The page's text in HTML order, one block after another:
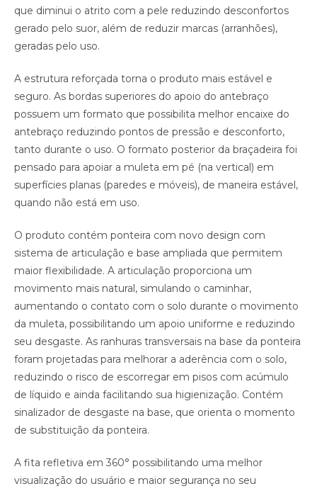
que diminui o atrito com a pele reduzindo desconfortos
gerado pelo suor, além de reduzir marcas (arranhões),
geradas pelo uso.
A estrutura reforçada torna o produto mais estável e
seguro. As bordas superiores do apoio do antebraço
possuem um formato que possibilita melhor encaixe do
antebraço reduzindo pontos de pressão e desconforto,
tanto durante o uso. O formato posterior da braçadeira foi
pensado para apoiar a muleta em pé (na vertical) em
superfícies planas (paredes e móveis), de maneira estável,
quando não está em uso.
O produto contém ponteira com novo design com
sistema de articulação e base ampliada que permitem
maior flexibilidade. A articulação proporciona um
movimento mais natural, simulando o caminhar,
aumentando o contato com o solo durante o movimento
da muleta, possibilitando um apoio uniforme e reduzindo
seu desgaste. As ranhuras transversais na base da ponteira
foram projetadas para melhorar a aderência com o solo,
reduzindo o risco de escorregar em pisos com acúmulo
de líquido e ainda facilitando sua higienização. Contém
sinalizador de desgaste na base, que orienta o momento
de substituição da ponteira.
A fita refletiva em 360° possibilitando uma melhor
visualização do usuário e maior segurança no seu